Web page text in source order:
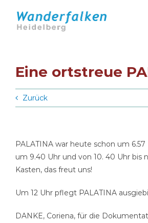
Inhalt
springen
Eine ortstreue
Zurück
PALATINA war heute schon um
um 9.40 Uhr und von 10. 40 Uhr bis
Kasten, das freut uns!
Um 12 Uhr pflegt PALATINA
DANKE, Coriena, für die